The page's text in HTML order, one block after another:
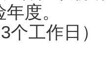
度。
个工作日